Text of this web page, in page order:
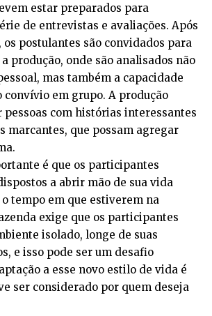
estar preparados para
de entrevistas e avaliações. Após
os postulantes são convidados para
produção, onde são analisados não
mas também a capacidade
convívio em grupo. A produção
pessoas com histórias interessantes
marcantes, que possam agregar
é que os participantes
a abrir mão de sua vida
tempo em que estiverem na
exige que os participantes
isolado, longe de suas
e isso pode ser um desafio
a esse novo estilo de vida é
ser considerado por quem deseja